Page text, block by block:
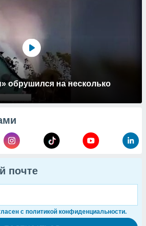
обрушился на несколько
почте
с политикой конфиденциальности.